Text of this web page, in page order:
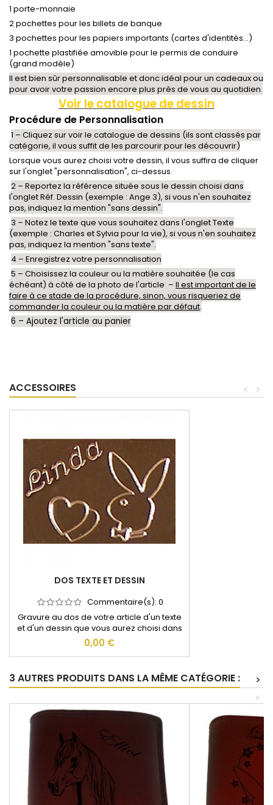
1 porte-monnaie
2 pochettes pour les billets de banque
3 pochettes pour les papiers importants (cartes d'identités...)
1 pochette plastifiée amovible pour le permis de conduire
(grand modèle)
Il est bien sûr personnalisable et donc idéal pour un cadeaux ou
pour avoir votre passion encore plus près de vous au quotidien.
Voir le catalogue de dessin
Procédure de Personnalisation
1 – Cliquez sur voir le catalogue de dessins (ils sont classés par
catégorie, il vous suffit de les parcourir pour les découvrir)
Lorsque vous aurez choisi votre dessin, il vous suffira de cliquer
sur l'onglet "personnalisation", ci-dessus.
2 – Reportez la référence située sous le dessin choisi dans
l'onglet Réf. Dessin (exemple : Ange 3), si vous n'en souhaitez
pas, indiquez la mention "sans dessin".
3 – Notez le texte que vous souhaitez dans l'onglet Texte
(exemple : Charles et Sylvia pour la vie), si vous n'en souhaitez
pas, indiquez la mention "sans texte".
4 – Enregistrez votre personnalisation
5 – Choisissez la couleur ou la matière souhaitée (le cas
échéant) à côté de la photo de l'article – Il est important de le
faire à ce stade de la procédure, sinon, vous risqueriez de
commander la couleur ou la matière par défaut.
6 – Ajoutez l'article au panier
ACCESSOIRES >
<
DOS TEXTE ET DESSIN
Commentaire(s): 0
Gravure au dos de votre article d'un texte
et d'un dessin que vous aurez choisi dans
notre catalogue.
0,00 €
3 AUTRES PRODUITS DANS LA MÊME CATÉGORIE :
>
<